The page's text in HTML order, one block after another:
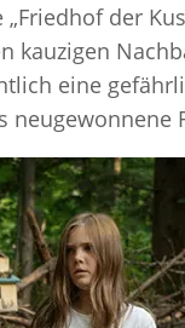
der
eine
neugewonnene